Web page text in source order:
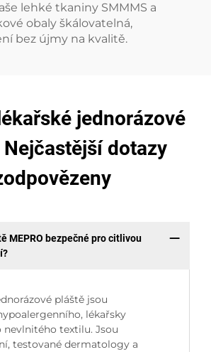
lehké tkaniny SMMMS a
obaly škálovatelná,
bez újmy na kvalitě.
jednorázové
dotazy
MEPRO bezpečné pro citlivou
pláště jsou
lékařsky
nevlnitého textilu. Jsou
testované dermatology a